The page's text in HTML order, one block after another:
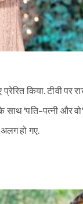
किया. टीवी पर
'पति-पत्नी और
हो गए.